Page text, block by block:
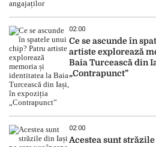
02:00
Ce se ascunde în
artiste explorează
Baia Turcească din
„Contrapunct”
02:00
Acestea sunt